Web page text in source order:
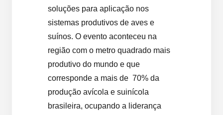
soluções para aplicação nos
sistemas produtivos de aves e
suínos. O evento aconteceu na
região com o metro quadrado mais
produtivo do mundo e que
corresponde a mais de 70% da
produção avícola e suinícola
brasileira, ocupando a liderança